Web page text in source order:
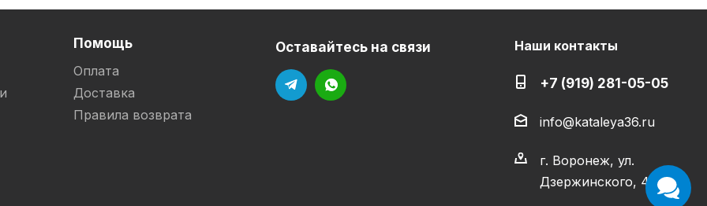
Помощь
Оплата
Доставка
Правила возврата
Оставайтесь на связи Наши контакты
+7 (919) 281-05-05
info@kataleya36.ru
г. Воронеж, ул.
Дзержинского, 4